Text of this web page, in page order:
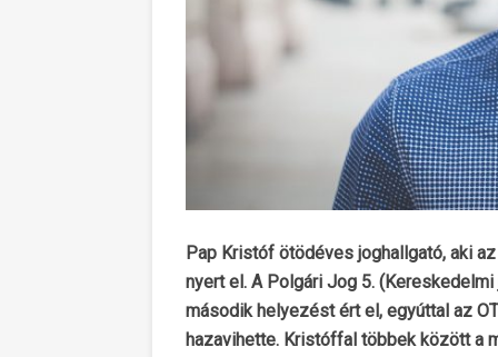
Pap Kristóf ötödéves joghallgató, aki
nyert el. A Polgári Jog 5.
második helyezést ért el, egyúttal az
hazavihette. Kristóffal többek között a